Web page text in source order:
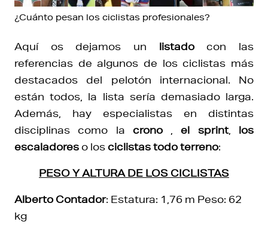
¿Cuánto pesan los ciclistas profesionales?
Aquí os dejamos un listadocon las
referencias de algunos de los ciclistas más
destacados del pelotón internacional. No
están todos, la lista sería demasiado larga.
Además, hay especialistas en distintas
disciplinas como la crono,el sprint, los
escaladoreso losciclistas todo terreno:
PESO Y ALTURA DE LOS CICLISTAS
Alberto Contador: Estatura: 1,76 m Peso: 62
kg